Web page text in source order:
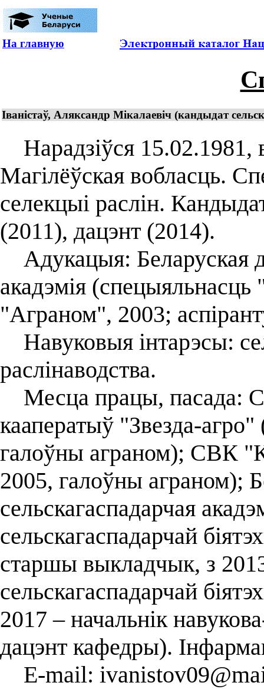
На главную
Іваністаў, Аляксандр Мікалаевіч (кандыдат
Нарадзіўся 15.02.1981,
Магілёўская вобласць.
селекцыі раслін.
(2011), дацэнт (2014).
Адукацыя: Беларуская
акадэмія (спецыяльнасць
"Аграном", 2003;
Навуковыя інтарэсы:
раслінаводства.
Месца працы, пасада:
кааператыў "Звезда-
галоўны аграном); СВК
2005, галоўны аграном);
сельскагаспадарчая
сельскагаспадарчай
старшы выкладчык, з
сельскагаспадарчай
2017 – начальнік
дацэнт кафедры).
E-mail: